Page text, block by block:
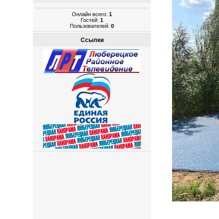
Онлайн всего:1
Гостей:1
Пользователей:0
Ссылки